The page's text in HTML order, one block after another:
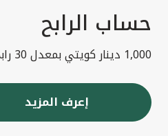
حساب الرابح
1,000 دينار كويتي بمعدل 30 رابح شهريا
إعرف المزيد